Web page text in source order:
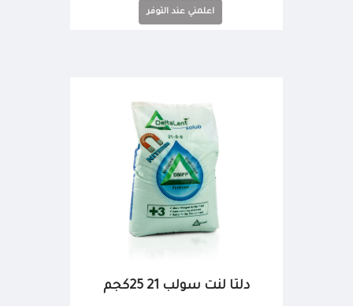
اعلمني عند التوفر
دلتا لنت سولب 21 25كجم